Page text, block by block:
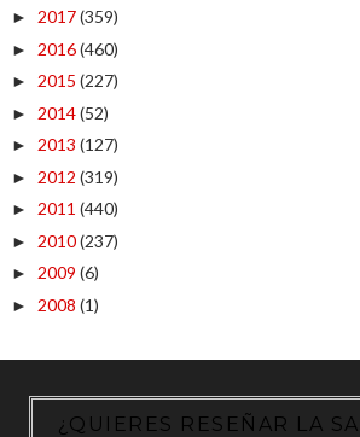
► 2017(359)
► 2016(460)
► 2015 (227)
► 2014(52)
► 2013 (127)
► 2012 (319)
► 2011 (440)
► 2010(237)
► 2009 (6)
► 2008 (1)
¿QUIERES RESEÑAR LA